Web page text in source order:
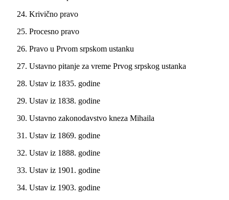
24. Krivično pravo
25. Procesno pravo
26. Pravo u Prvom srpskom ustanku
27. Ustavno pitanje za vreme Prvog srpskog ustanka
28. Ustav iz 1835. godine
29. Ustav iz 1838. godine
30. Ustavno zakonodavstvo kneza Mihaila
31. Ustav iz 1869. godine
32. Ustav iz 1888. godine
33. Ustav iz 1901. godine
34. Ustav iz 1903. godine